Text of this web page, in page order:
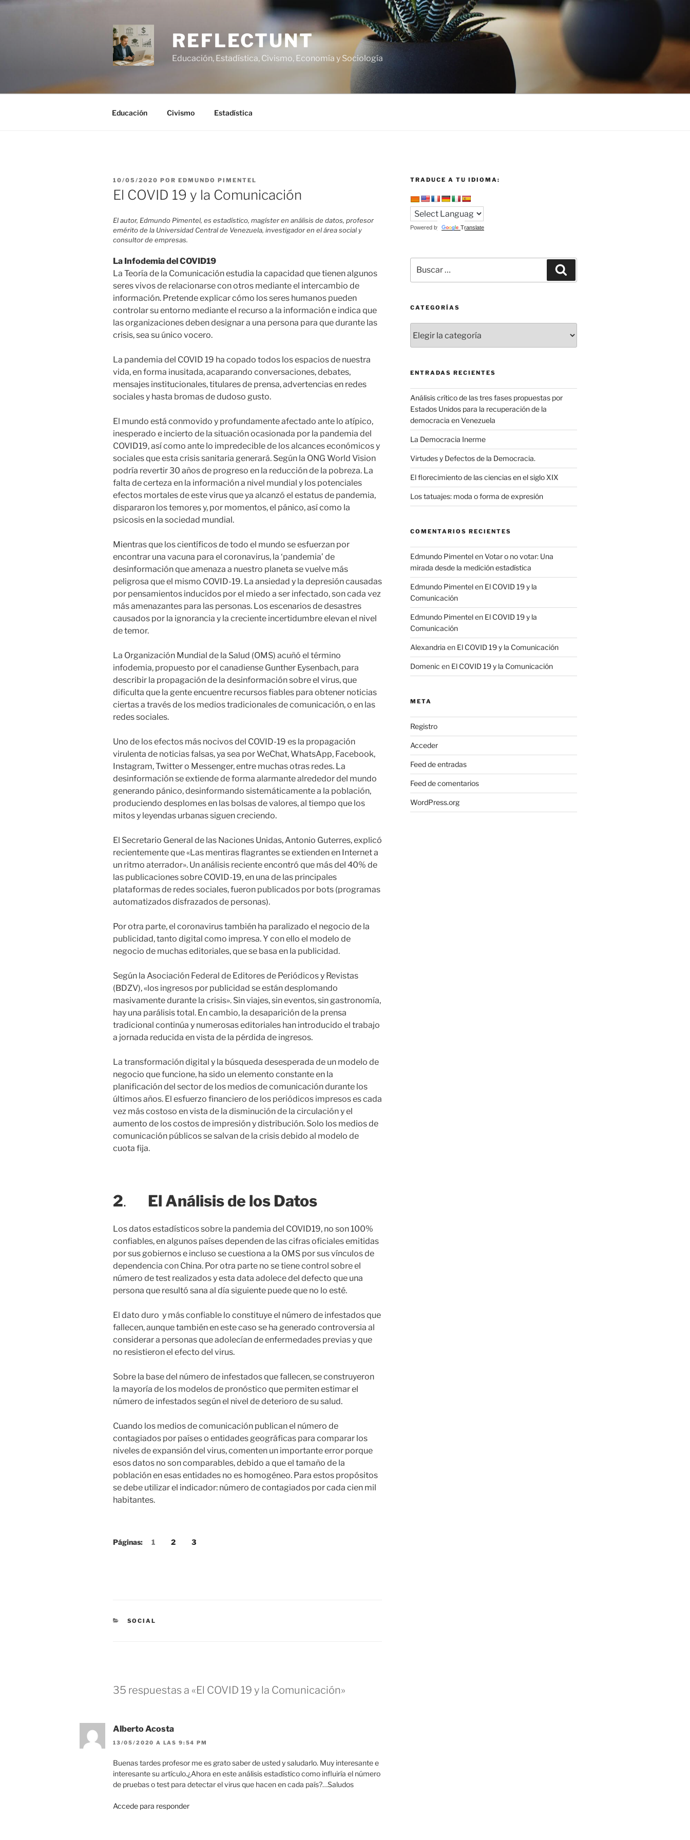
Saltar
REFLECTUNT
Educación, Estadística, Civismo, Economía y Sociología
Educación Civismo Estadística
PUBLICADO
EL
10/05/2020 POR EDMUNDO PIMENTEL
El COVID 19 y la Comunicación
El autor, Edmundo Pimentel, es estadístico, magíster en análisis de datos, profesor
emérito de la Universidad Central de Venezuela, investigador en el área social y
consultor de empresas.
La Infodemia del COVID19
La Teoría de la Comunicación estudia la capacidad que tienen algunos
seres vivos de relacionarse con otros mediante el intercambio de
información. Pretende explicar cómo los seres humanos pueden
controlar su entorno mediante el recurso a la información e indica que
las organizaciones deben designar a una persona para que durante las
crisis, sea su único vocero.
La pandemia del COVID 19 ha copado todos los espacios de nuestra
vida, en forma inusitada, acaparando conversaciones, debates,
mensajes institucionales, titulares de prensa, advertencias en redes
sociales y hasta bromas de dudoso gusto.
El mundo está conmovido y profundamente afectado ante lo atípico,
inesperado e incierto de la situación ocasionada por la pandemia del
COVID19, así como ante lo impredecible de los alcances económicos y
sociales que esta crisis sanitaria generará. Según la ONG World Vision
podría revertir 30 años de progreso en la reducción de la pobreza. La
falta de certeza en la información a nivel mundial y los potenciales
efectos mortales de este virus que ya alcanzó el estatus de pandemia,
dispararon los temores y, por momentos, el pánico, así como la
psicosis en la sociedad mundial.
Mientras que los científicos de todo el mundo se esfuerzan por
encontrar una vacuna para el coronavirus, la ‘pandemia’ de
desinformación que amenaza a nuestro planeta se vuelve más
peligrosa que el mismo COVID-19. La ansiedad y la depresión causadas
por pensamientos inducidos por el miedo a ser infectado, son cada vez
más amenazantes para las personas. Los escenarios de desastres
causados por la ignorancia y la creciente incertidumbre elevan el nivel
de temor.
La Organización Mundial de la Salud (OMS) acuñó el término
infodemia, propuesto por el canadiense Gunther Eysenbach, para
describir la propagación de la desinformación sobre el virus, que
dificulta que la gente encuentre recursos fiables para obtener noticias
ciertas a través de los medios tradicionales de comunicación, o en las
redes sociales.
Uno de los efectos más nocivos del COVID-19 es la propagación
virulenta de noticias falsas, ya sea por WeChat, WhatsApp, Facebook,
Instagram, Twitter o Messenger, entre muchas otras redes. La
desinformación se extiende de forma alarmante alrededor del mundo
generando pánico, desinformando sistemáticamente a la población,
produciendo desplomes en las bolsas de valores, al tiempo que los
mitos y leyendas urbanas siguen creciendo.
El Secretario General de las Naciones Unidas, Antonio Guterres, explicó
recientemente que «Las mentiras flagrantes se extienden en Internet a
un ritmo aterrador». Un análisis reciente encontró que más del 40% de
las publicaciones sobre COVID-19, en una de las principales
plataformas de redes sociales, fueron publicados por bots (programas
automatizados disfrazados de personas).
Por otra parte, el coronavirus también ha paralizado el negocio de la
publicidad, tanto digital como impresa. Y con ello el modelo de
negocio de muchas editoriales, que se basa en la publicidad.
Según la Asociación Federal de Editores de Periódicos y Revistas
(BDZV), «los ingresos por publicidad se están desplomando
masivamente durante la crisis». Sin viajes, sin eventos, sin gastronomía,
hay una parálisis total. En cambio, la desaparición de la prensa
tradicional continúa y numerosas editoriales han introducido el trabajo
a jornada reducida en vista de la pérdida de ingresos.
La transformación digital y la búsqueda desesperada de un modelo de
negocio que funcione, ha sido un elemento constante en la
planificación del sector de los medios de comunicación durante los
últimos años. El esfuerzo financiero de los periódicos impresos es cada
vez más costoso en vista de la disminución de la circulación y el
aumento de los costos de impresión y distribución. Solo los medios de
comunicación públicos se salvan de la crisis debido al modelo de
cuota fija.
2. El Análisis de los Datos
Los datos estadísticos sobre la pandemia del COVID19, no son 100%
confiables, en algunos países dependen de las cifras oficiales emitidas
por sus gobiernos e incluso se cuestiona a la OMS por sus vínculos de
dependencia con China. Por otra parte no se tiene control sobre el
número de test realizados y esta data adolece del defecto que una
persona que resultó sana al día siguiente puede que no lo esté.
El dato duro y más confiable lo constituye el número de infestados que
fallecen, aunque también en este caso se ha generado controversia al
considerar a personas que adolecían de enfermedades previas y que
no resistieron el efecto del virus.
Sobre la base del número de infestados que fallecen, se construyeron
la mayoría de los modelos de pronóstico que permiten estimar el
número de infestados según el nivel de deterioro de su salud.
Cuando los medios de comunicación publican el número de
contagiados por países o entidades geográficas para comparar los
niveles de expansión del virus, comenten un importante error porque
esos datos no son comparables, debido a que el tamaño de la
población en esas entidades no es homogéneo. Para estos propósitos
se debe utilizar el indicador: número de contagiados por cada cien mil
habitantes.
Páginas: 1 2 3
CATEGORÍAS
SOCIAL
35 respuestas a «El COVID 19 y la Comunicación»
Alberto Acosta
13/05/2020 A LAS 9:54 PM
Buenas tardes profesor me es grato saber de usted y saludarlo. Muy interesante e
interesante su artículo.¿Ahora en este análisis estadístico como influiría el número
de pruebas o test para detectar el virus que hacen en cada país?…Saludos
Accede para responder
TRADUCE A TU IDIOMA:
Powered by Translate
por:
CATEGORÍAS
ENTRADAS RECIENTES
Análisis crítico de las tres fases propuestas por
Estados Unidos para la recuperación de la
democracia en Venezuela
La Democracia Inerme
Virtudes y Defectos de la Democracia.
El florecimiento de las ciencias en el siglo XIX
Los tatuajes: moda o forma de expresión
COMENTARIOS RECIENTES
Edmundo PimentelenVotar o no votar: Una
mirada desde la medición estadística
Edmundo Pimentelen El COVID 19 y la
Comunicación
Edmundo Pimentelen El COVID 19 y la
Comunicación
Alexandria en El COVID 19 y la Comunicación
Domenic en El COVID 19 y la Comunicación
META
Registro
Acceder
Feed de entradas
Feed de comentarios
WordPress.org